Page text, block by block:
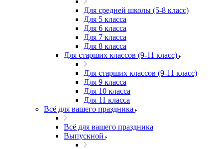
Для средней школы (5-8 класс)
Для 5 класса
Для 6 класса
Для 7 класса
Для 8 класса
Для старших классов (9-11 класс)
Для старших классов (9-11 класс)
Для 9 класса
Для 10 класса
Для 11 класса
Всё для вашего праздника
Всё для вашего праздника
Выпускной